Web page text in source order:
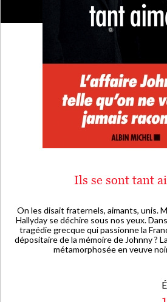
Ils se sont tant
On les disait fraternels, aimants, unis.
Hallyday se déchire sous nos yeux.
tragédie grecque qui passionne la
dépositaire de la mémoire de Johnny ?
métamorphosée en veuve